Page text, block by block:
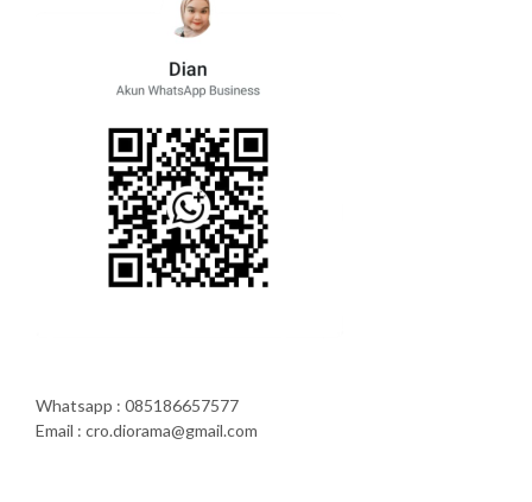
Whatsapp : 085186657577
Email : cro.diorama@gmail.com